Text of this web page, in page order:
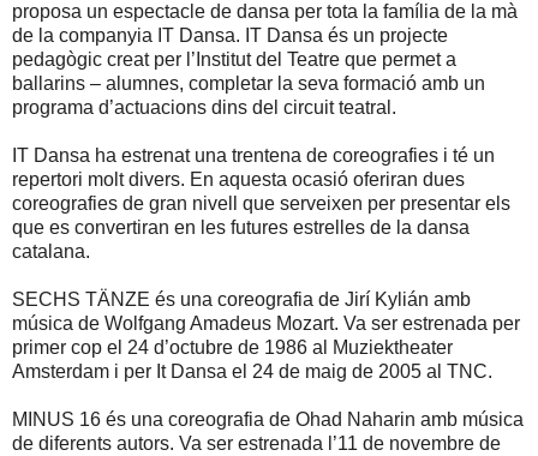
proposa un espectacle de dansa per tota la família de la mà
de la companyia IT Dansa. IT Dansa és un projecte
pedagògic creat per l’Institut del Teatre que permet a
ballarins – alumnes, completar la seva formació amb un
programa d’actuacions dins del circuit teatral.
IT Dansa ha estrenat una trentena de coreografies i té un
repertori molt divers. En aquesta ocasió oferiran dues
coreografies de gran nivell que serveixen per presentar els
que es convertiran en les futures estrelles de la dansa
catalana.
SECHS TÄNZE és una coreografia de Jirí Kylián amb
música de Wolfgang Amadeus Mozart. Va ser estrenada per
primer cop el 24 d’octubre de 1986 al Muziektheater
Amsterdam i per It Dansa el 24 de maig de 2005 al TNC.
MINUS 16 és una coreografia de Ohad Naharin amb música
de diferents autors. Va ser estrenada l’11 de novembre de